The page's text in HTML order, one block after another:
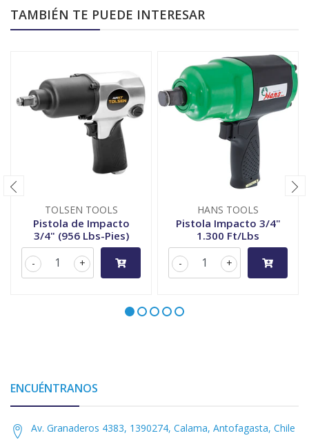
TAMBIÉN TE PUEDE INTERESAR
TOLSEN TOOLS
Pistola de Impacto
3/4" (956 Lbs-Pies)
+
-
HANS TOOLS
Pistola Impacto 3/4"
1.300 Ft/Lbs
+
-
ENCUÉNTRANOS
Av. Granaderos 4383, 1390274, Calama, Antofagasta, Chile